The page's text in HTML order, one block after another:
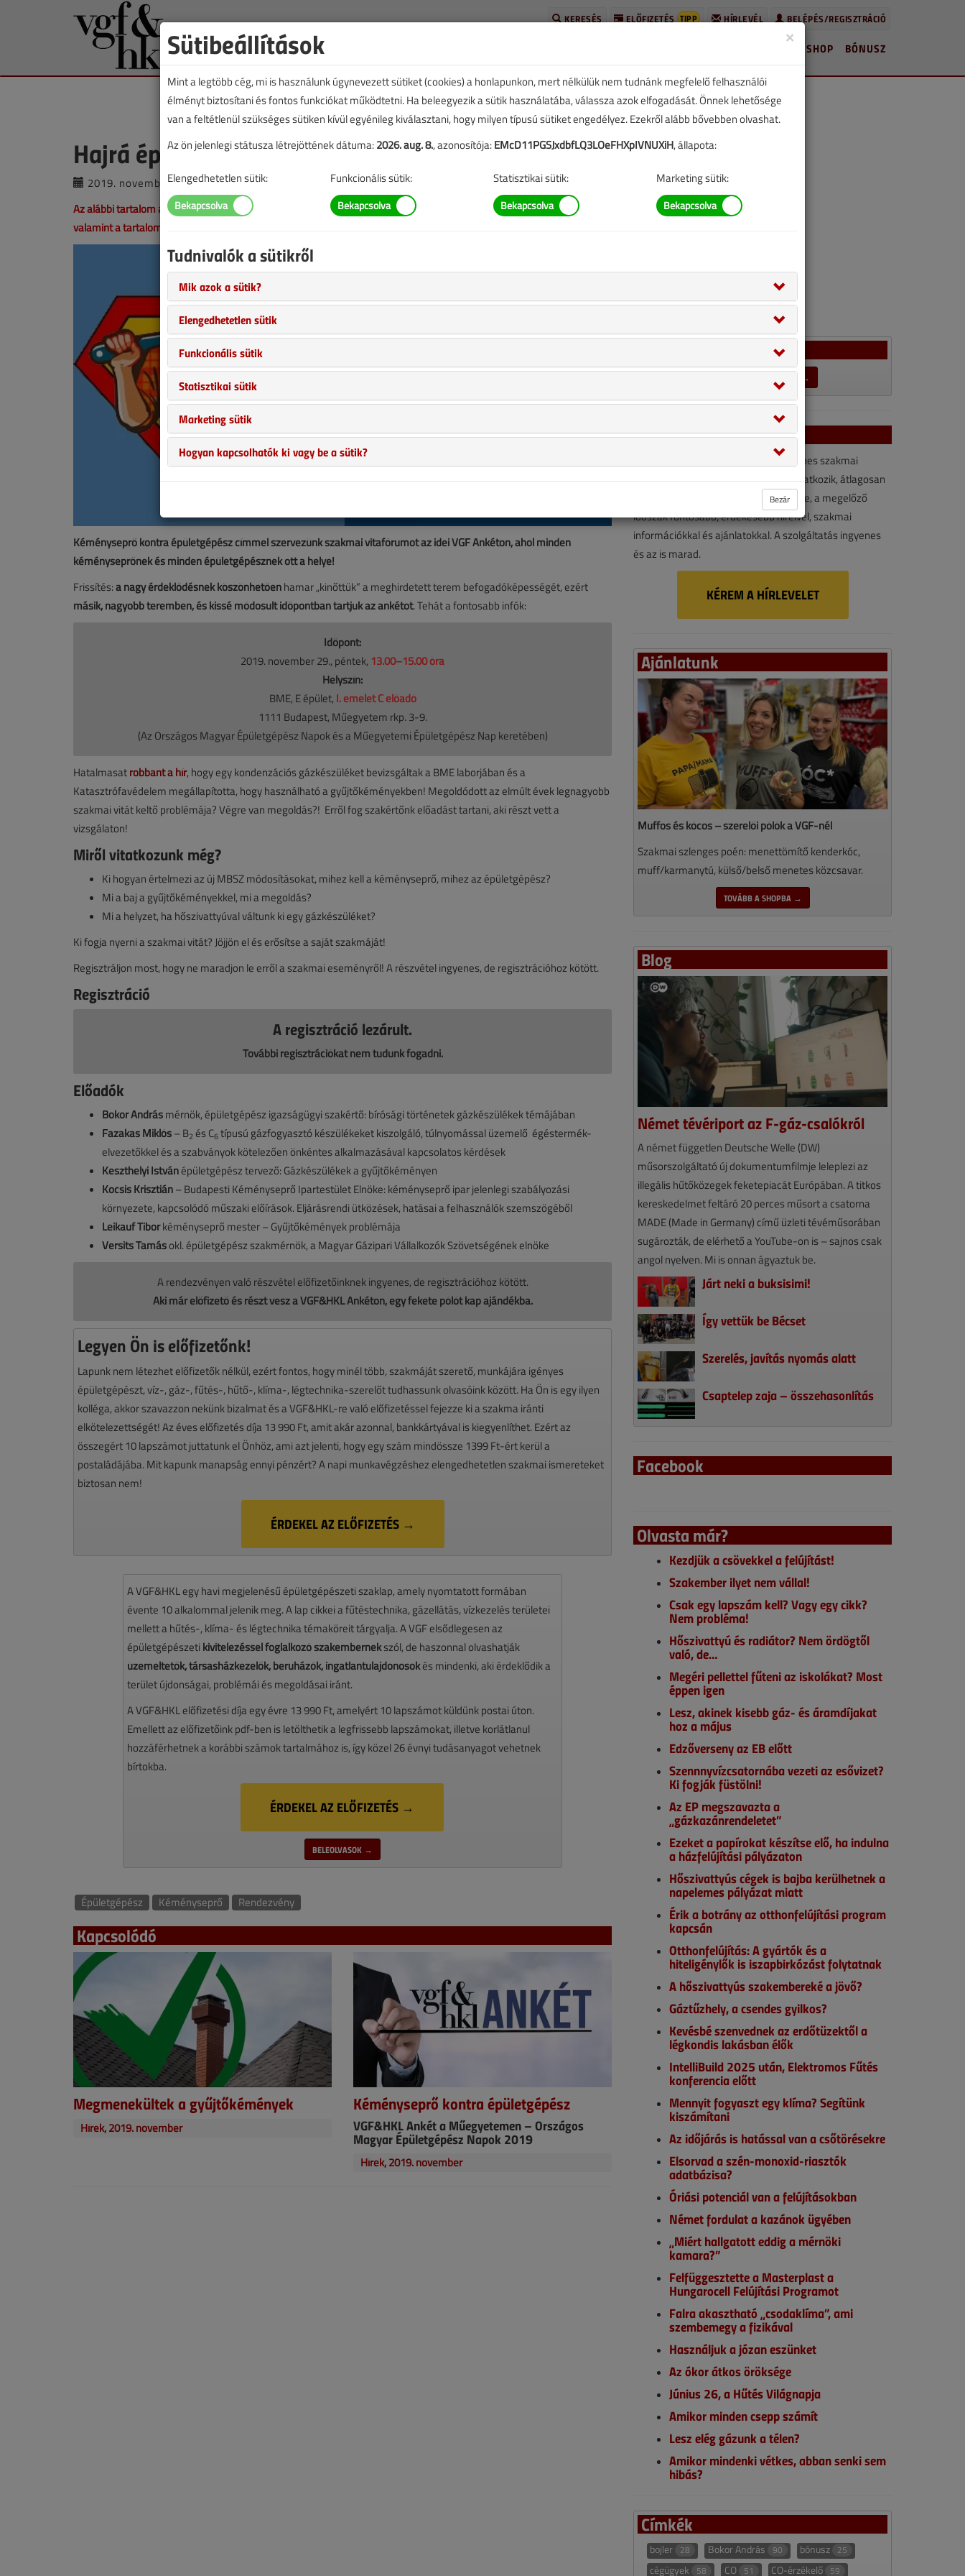
BELÉPÉS/REGISZTRÁCIÓ
HÍRLEVÉL
ELŐFIZETÉS TIPP
KERESÉS
BÓNUSZ
SHOP
Hajrá épületgépészek! Hajrá kéményseprők!
2019. november 21. | VGF&HKL online |
5219 |
Az alábbi tartalom archív, 7 éve frissült utoljára. A cikkben szereplő információk mára aktualitásukat veszíthették,
valamint a tartalom helyenként hiányos lehet (képek, táblázatok stb.).
Kéményseprő kontra épületgépész címmel szervezünk szakmai vitafórumot az idei VGF Ankéton, ahol minden
kéményseprőnek és minden épületgépésznek ott a helye!
Frissítés:a nagy érdeklődésnek köszönhetőenhamar „kinőttük” a meghirdetett terem befogadóképességét, ezért
másik, nagyobb teremben, és kissé módosult időpontban tartjuk az ankétot. Tehát a fontosabb infók:
Időpont:
2019. november 29., péntek, 13.00–15.00 óra
Helyszín:
BME, E épület, I. emelet C előadó
1111 Budapest, Műegyetem rkp. 3-9.
(Az Országos Magyar Épületgépész Napok és a Műegyetemi Épületgépész Nap keretében)
Hatalmasatrobbant a hír, hogy egy kondenzációs gázkészüléket bevizsgáltak a BME laborjában és a
Katasztrófavédelem megállapította, hogy használható a gyűjtőkéményekben! Megoldódott az elmúlt évek legnagyobb
szakmai vitát keltő problémája? Végre van megoldás?! Erről fog szakértőnk előadást tartani, aki részt vett a
vizsgálaton!
Miről vitatkozunk még?
Ki hogyan értelmezi az új MBSZ módosításokat, mihez kell a kéményseprő, mihez az épületgépész?
Mi a baj a gyűjtőkéményekkel, mi a megoldás?
Mi a helyzet, ha hőszivattyúval váltunk ki egy gázkészüléket?
Ki fogja nyerni a szakmai vitát? Jöjjön el és erősítse a saját szakmáját!
Regisztráljon most, hogy ne maradjon le erről a szakmai eseményről! A részvétel ingyenes, de regisztrációhoz kötött.
Regisztráció
A regisztráció lezárult.
További regisztrációkat nem tudunk fogadni.
Előadók
Bokor Andrásmérnök, épületgépész igazságügyi szakértő: bírósági történetek gázkészülékek témájában
Fazakas Miklós– B2 és C6 típusú gázfogyasztó készülékeket kiszolgáló, túlnyomással üzemelő égéstermék-
elvezetőkkel és a szabványok kötelezően önkéntes alkalmazásával kapcsolatos kérdések
Keszthelyi Istvánépületgépész tervező: Gázkészülékek a gyűjtőkéményen
Kocsis Krisztián– Budapesti Kéményseprő Ipartestület Elnöke: kéményseprő ipar jelenlegi szabályozási
környezete, kapcsolódó műszaki előírások. Eljárásrendi ütközések, hatásai a felhasználók szemszögéből
Leikauf Tiborkéményseprő mester – Gyűjtőkémények problémája
Versits Tamásokl. épületgépész szakmérnök, a Magyar Gázipari Vállalkozók Szövetségének elnöke
A rendezvényen való részvétel előfizetőinknek ingyenes, de regisztrációhoz kötött.
Aki már előfizető és részt vesz a VGF&HKL Ankéton, egy fekete pólót kap ajándékba.
Legyen Ön is előfizetőnk!
Lapunk nem létezhet előfizetők nélkül, ezért fontos, hogy minél több, szakmáját szerető, munkájára igényes
épületgépészt, víz-, gáz-, fűtés-, hűtő-, klíma-, légtechnika-szerelőt tudhassunk olvasóink között. Ha Ön is egy ilyen
kolléga, akkor szavazzon nekünk bizalmat és a VGF&HKL-re való előfizetéssel fejezze ki a szakma iránti
elkötelezettségét! Az éves előfizetés díja 13 990 Ft, amit akár azonnal, bankkártyával is kiegyenlíthet. Ezért az
összegért 10 lapszámot juttatunk el Önhöz, ami azt jelenti, hogy egy szám mindössze 1399 Ft-ért kerül a
postaládájába. Mit kapunk manapság ennyi pénzért? A napi munkavégzéshez elengedhetetlen szakmai ismereteket
biztosan nem!
ÉRDEKEL AZ ELŐFIZETÉS →
A VGF&HKL egy havi megjelenésű épületgépészeti szaklap, amely nyomtatott formában
évente 10 alkalommal jelenik meg. A lap cikkei a fűtéstechnika, gázellátás, vízkezelés területei
mellett a hűtés-, klíma- és légtechnika témaköreit tárgyalja. A VGF elsődlegesen az
épületgépészeti kivitelezéssel foglalkozó szakembernekszól, de haszonnal olvashatják
üzemeltetők, társasházkezelők, beruházók, ingatlantulajdonosokés mindenki, aki érdeklődik a
terület újdonságai, problémái és megoldásai iránt.
A VGF&HKL előfizetési díja egy évre 13 990 Ft, amelyért 10 lapszámot küldünk postai úton.
Emellett az előfizetőink pdf-ben is letölthetik a legfrissebb lapszámokat, illetve korlátlanul
hozzáférhetnek a korábbi számok tartalmához is, így közel 26 évnyi tudásanyagot vehetnek
bírtokba.
ÉRDEKEL AZ ELŐFIZETÉS →
BELEOLVASOK →
Épületgépész Kéményseprő Rendezvény
Kapcsolódó
Megmenekültek a gyűjtőkémények
Hírek, 2019. november
Kéményseprő kontra épületgépész
VGF&HKL Ankét a Műegyetemen – Országos
Magyar Épületgépész Napok 2019
Hírek, 2019. november
LEZÁRULT SZAVAZÁSOK →
VGF&HKL hírlevél
A VGF&HKL hírlevél kényelmes, ingyenes szakmai
hírforrás. Vegye igénybe ön is! Ha feliratkozik, átlagosan
havonta kétszer érkezik e-mail-címére, a megelőző
időszak fontosabb, érdekesebb híreivel, szakmai
információkkal és ajánlatokkal. A szolgáltatás ingyenes
és az is marad.
KÉREM A HÍRLEVELET
Ajánlatunk
Muffos és kócos – szerelői pólók a VGF-nél
Szakmai szlenges poén: menettömítő kenderkóc,
muff/karmanytú, külső/belső menetes közcsavar.
TOVÁBB A SHOPBA →
Blog
Német tévériport az F-gáz-csalókról
A német független Deutsche Welle (DW)
műsorszolgáltató új dokumentumfilmje leleplezi az
illegális hűtőközegek feketepiacát Európában. A titkos
kereskedelmet feltáró 20 perces műsort a csatorna
MADE (Made in Germany) című üzleti tévéműsorában
sugározták, de elérhető a YouTube-on is – sajnos csak
angol nyelven. Mi is onnan ágyaztuk be.
Járt neki a buksisimi!
Így vettük be Bécset
Szerelés, javítás nyomás alatt
Csaptelep zaja – összehasonlítás
Facebook
Olvasta már?
Kezdjük a csövekkel a felújítást!
Szakember ilyet nem vállal!
Csak egy lapszám kell? Vagy egy cikk?
Nem probléma!
Hőszivattyú és radiátor? Nem ördögtől
való, de…
Megéri pellettel fűteni az iskolákat? Most
éppen igen
Lesz, akinek kisebb gáz- és áramdíjakat
hoz a május
Edzőverseny az EB előtt
Szennnyvízcsatornába vezeti az esővizet?
Ki fogják füstölni!
Az EP megszavazta a
„gázkazánrendeletet”
Ezeket a papírokat készítse elő, ha indulna
a házfelújítási pályázaton
Hőszivattyús cégek is bajba kerülhetnek a
napelemes pályázat miatt
Érik a botrány az otthonfelújítási program
kapcsán
Otthonfelújítás: A gyártók és a
hiteligénylők is iszapbirkózást folytatnak
A hőszivattyús szakembereké a jövő?
Gáztűzhely, a csendes gyilkos?
Kevésbé szenvednek az erdőtüzektől a
légkondis lakásban élők
IntelliBuild 2025 után, Elektromos Fűtés
konferencia előtt
Mennyit fogyaszt egy klíma? Segítünk
kiszámítani
Az időjárás is hatással van a csőtörésekre
Elsorvad a szén-monoxid-riasztók
adatbázisa?
Óriási potenciál van a felújításokban
Német fordulat a kazánok ügyében
„Miért hallgatott eddig a mérnöki
kamara?”
Felfüggesztette a Masterplast a
Hungarocell Felújítási Programot
Falra akasztható „csodaklíma”, ami
szembemegy a fizikával
Használjuk a józan eszünket
Az ókor átkos öröksége
Június 26, a Hűtés Világnapja
Amikor minden csepp számít
Lesz elég gázunk a télen?
Amikor mindenki vétkes, abban senki sem
hibás?
Címkék
bojler 28 Bokor András 90 bónusz 25
cégügyek 58 CO 51 CO-érzékelő 59
×
Sütibeállítások
Mint a legtöbb cég, mi is használunk úgynevezett sütiket (cookies) a honlapunkon, mert nélkülük nem tudnánk megfelelő felhasználói
élményt biztosítani és fontos funkciókat működtetni. Ha beleegyezik a sütik használatába, válassza azok elfogadását. Önnek lehetősége
van a feltétlenül szükséges sütiken kívül egyénileg kiválasztani, hogy milyen típusú sütiket engedélyez. Ezekről alább bővebben olvashat.
Az ön jelenlegi státusza létrejöttének dátuma:2026. aug. 8., azonosítója:EMcD11PGSJxdbfLQ3LOeFHXpIVNUXiH, állapota:
Elengedhetetlen sütik: Funkcionális sütik: Statisztikai sütik: Marketing sütik:
Tudnivalók a sütikről
Mik azok a sütik?
Elengedhetetlen sütik
Funkcionális sütik
Statisztikai sütik
Marketing sütik
Hogyan kapcsolhatók ki vagy be a sütik?
Bezár